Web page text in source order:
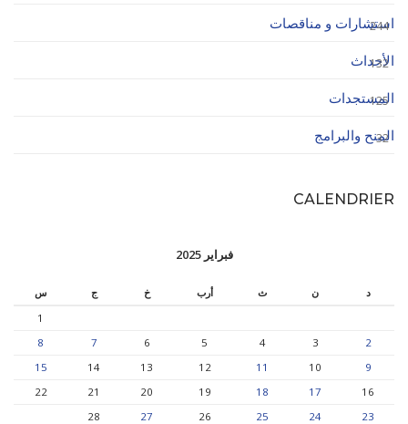
استشارات و مناقصات
244
الأحداث
132
المستجدات
125
المنح والبرامج
32
CALENDRIER
فبراير 2025
د ن ث أرب خ ج
س
1
2
3
4
5
6
7
8
9
10
11
12
13
14
15
16
17
18
19
20
21
22
23
24
25
26
27
28